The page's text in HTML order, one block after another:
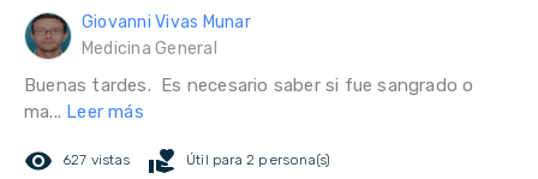
Giovanni Vivas Munar
Medicina General
Buenas tardes. Es necesario saber si fue sangrado o
ma... Leer más
remove_red_eye 627 vistas volunteer_activism Útil para 2 persona(s)